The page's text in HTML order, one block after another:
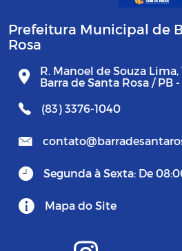
Prefeitura Municipal de
Rosa
R. Manoel de Souza Lima,
Barra de Santa Rosa / PB
(83) 3376-1040
Segunda à Sexta: De
Mapa do Site